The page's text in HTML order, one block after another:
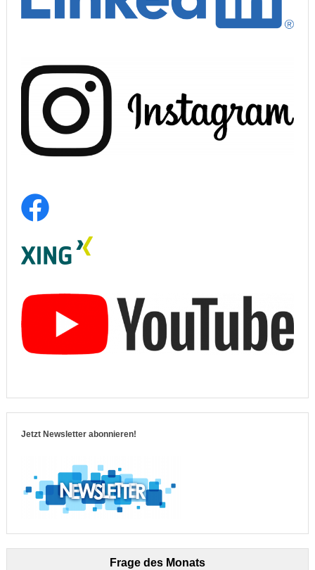
Jetzt Newsletter abonnieren!
Frage des Monats